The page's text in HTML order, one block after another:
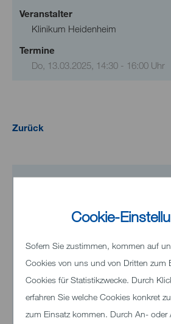
Cookie-
Sofern Sie zustimmen, kommen auf
Cookies von uns und von Dritten zum
Cookies für Statistikzwecke. Durch
erfahren Sie welche Cookies konkret
zum Einsatz kommen. Durch An- oder
Veranstalter
Klinikum Heidenheim
Termine
Do, 13.03.2025, 14:30 - 16:00 Uhr
Zurück
Klinikum Heidenheim
Schloßhaustraße 100
89522 Heidenheim